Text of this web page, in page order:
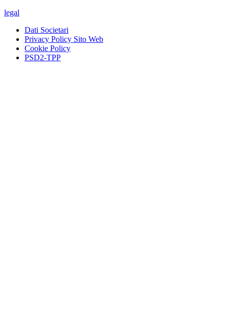
legal
Dati Societari
Privacy Policy Sito Web
Cookie Policy
PSD2-TPP